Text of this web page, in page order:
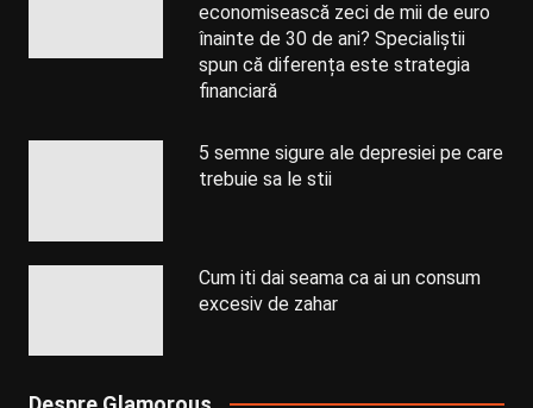
economisească zeci de mii de euro
înainte de 30 de ani? Specialiștii
spun că diferența este strategia
financiară
5 semne sigure ale depresiei pe care
trebuie sa le stii
Cum iti dai seama ca ai un consum
excesiv de zahar